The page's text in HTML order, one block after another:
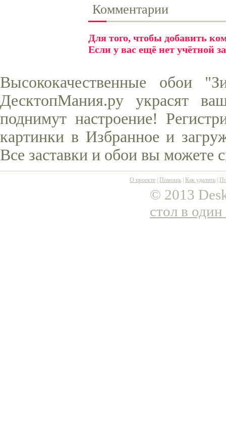
Комментарии
Для того, чтобы добавить
Если у вас ещё нет учётной
Высококачественные обои
ДесктопМания.ру украсят
поднимут настроение!
картинки в Избранное и
Все заставки и обои вы можете
О проекте Помощь Как удалить
© 2013
стол в